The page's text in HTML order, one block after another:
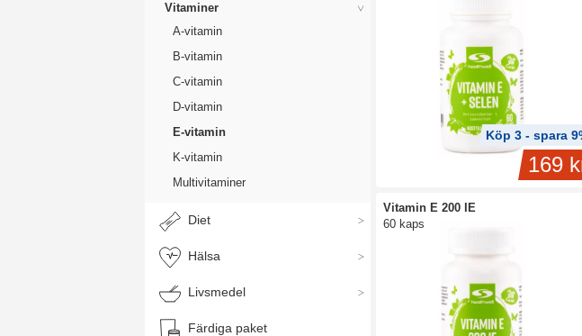
Vitaminer
A-vitamin
B-vitamin
C-vitamin
D-vitamin
E-vitamin
K-vitamin
Multivitaminer
Diet
Hälsa
Livsmedel
Färdiga paket
Köp 3 - spara
169
Vitamin E 200 IE
60 kaps